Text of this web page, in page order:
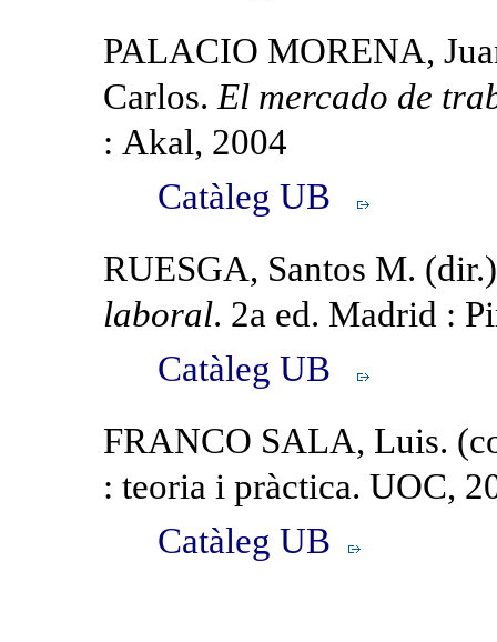
PALACIO MORENA,
Carlos. El mercado de
: Akal, 2004
Catàleg UB
RUESGA, Santos M. (dir.)
laboral. 2a ed. Madrid :
Catàleg UB
FRANCO SALA, Luis.
: teoria i pràctica. UOC,
Catàleg UB